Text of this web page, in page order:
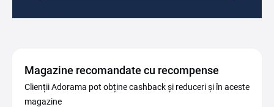
Magazine recomandate cu recompense
Clienții Adorama pot obține cashback și reduceri și în aceste
magazine